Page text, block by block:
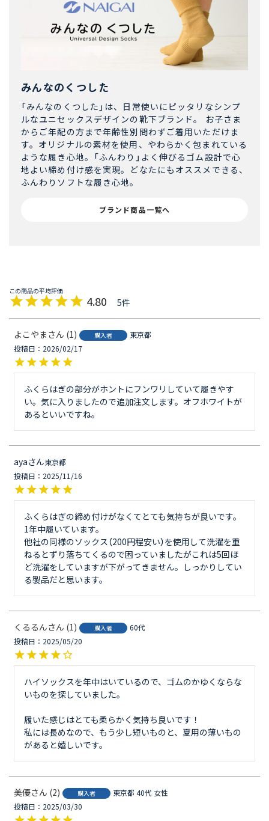
みんなのくつした
「みんなのくつした」は、日常使いにピッタリなシンプ
ルなユニセックスデザインの靴下ブランド。 お子さま
からご年配の方まで年齢性別問わずご着用いただけま
す。オリジナルの素材を使用、やわらかく包まれている
ような履き心地。「ふんわり」よく伸びるゴム設計で心
地よい締め付け感を実現。どなたにもオススメできる、
ふんわりソフトな履き心地。
ブランド商品一覧へ
4.80 5
よこやま 1 購入者
東京都
投稿日
2026/02/17
ふくらはぎの部分がホントにフンワリしていて履きやす
い。気に入りましたので追加注文します。オフホワイトが
あるといいですね。
aya
東京都
投稿日
2025/11/16
ふくらはぎの締め付けがなくてとても気持ちが良いです。
1年中履いています。
他社の同様のソックス（200円程安い）を使用して洗濯を重
ねるとずり落ちてくるので困っていましたがこれは5回ほ
ど洗濯をしていますが下がってきません。しっかりしてい
る製品だと思います。
くるるん 1 購入者
60代
投稿日
2025/05/20
ハイソックスを年中はいているので、ゴムのかゆくならな
いものを探していました。
履いた感じはとても柔らかく気持ち良いです！
私には長めなので、もう少し短いものと、夏用の薄いもの
があると嬉しいです。
美優 2 購入者 東京都 40代 女性
投稿日
2025/03/30